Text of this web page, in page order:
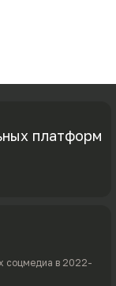
платформ
соцмедиа в 2022-